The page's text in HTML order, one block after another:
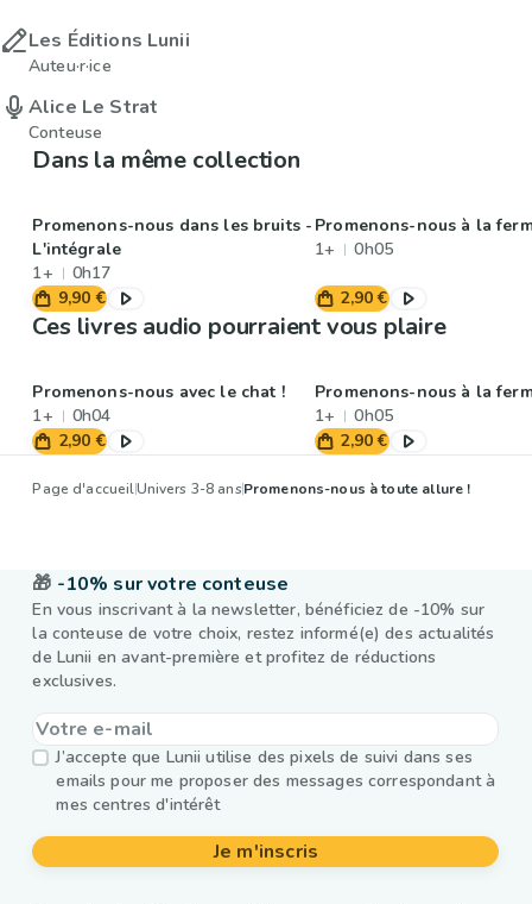
Les Éditions Lunii
Auteu·r·ice
Alice Le Strat
Conteuse
Dans la même collection
Promenons-nous dans les bruits -
L'intégrale
1+
0h17
9,90 €
Promenons-nous à la
1+
0h05
2,90 €
Ces livres audio pourraient vous plaire
Promenons-nous avec le chat !
1+
0h04
2,90 €
Promenons-nous à la
1+
0h05
2,90 €
Page d'accueilUnivers 3-8 ansPromenons-nous à toute allure !
🎁 -10% sur votre conteuse
En vous inscrivant à la newsletter, bénéficiez de -10% sur
la conteuse de votre choix, restez informé(e) des actualités
de Lunii en avant-première et profitez de réductions
exclusives.
J’accepte que Lunii utilise des pixels de suivi dans ses
emails pour me proposer des messages correspondant à
mes centres d'intérêt
Je m'inscris